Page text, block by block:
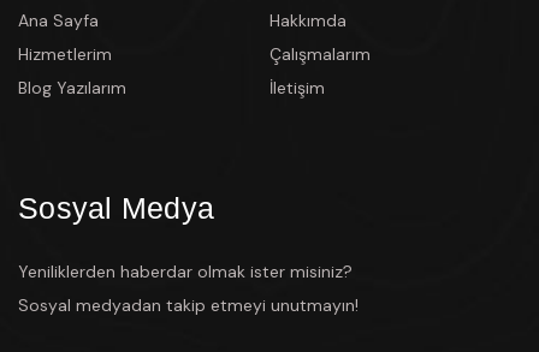
Ana Sayfa
Hakkımda
Hizmetlerim
Çalışmalarım
Blog Yazılarım
İletişim
Sosyal Medya
Yeniliklerden haberdar olmak ister misiniz?
Sosyal medyadan takip etmeyi unutmayın!